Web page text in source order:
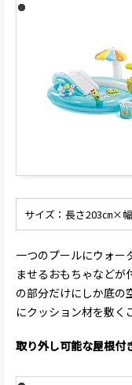
サイズ：長さ203㎝×
一つのプールにウォー
ませるおもちゃなどが
の部分だけにしか底の
にクッション材を敷く
取り外し可能な屋根付